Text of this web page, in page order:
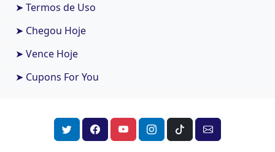
➤ Termos de Uso
➤ Chegou Hoje
➤ Vence Hoje
➤ Cupons For You